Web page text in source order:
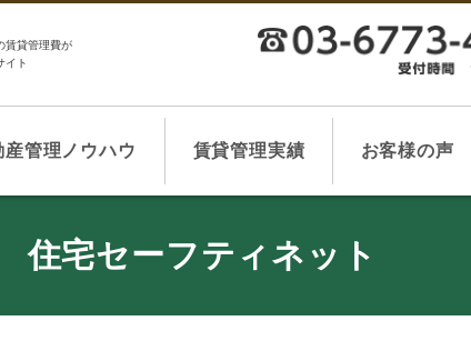
賃貸管理費が
イト
産管理ノウハウ 賃貸管理実績 お客様の声
住宅セーフティネット